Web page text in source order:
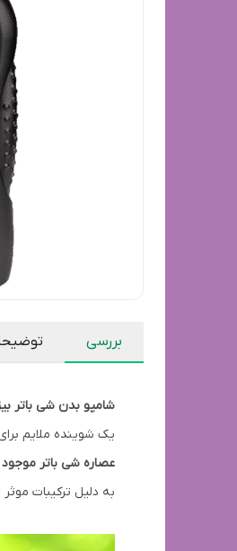
بررسی
شامپو بدن شی باتر
یک شوینده ملایم
عصاره شی باتر
به دلیل ترکیبات